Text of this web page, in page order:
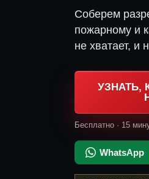
Соберем
пожарному и
не хватает, и
УЗНАТЬ,
Бесплатно · 15
WhatsApp